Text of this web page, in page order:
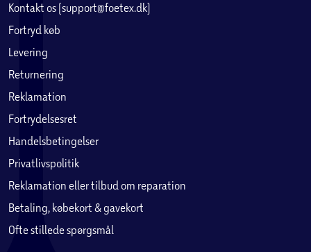
Kontakt os (support@foetex.dk)
Fortryd køb
Levering
Returnering
Reklamation
Fortrydelsesret
Handelsbetingelser
Privatlivspolitik
Reklamation eller tilbud om reparation
Betaling, købekort & gavekort
Ofte stillede spørgsmål